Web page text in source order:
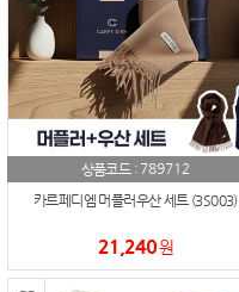
상품코드 : 789712
카르페디엠 머플러우산 세트 (3S003)
21,240원